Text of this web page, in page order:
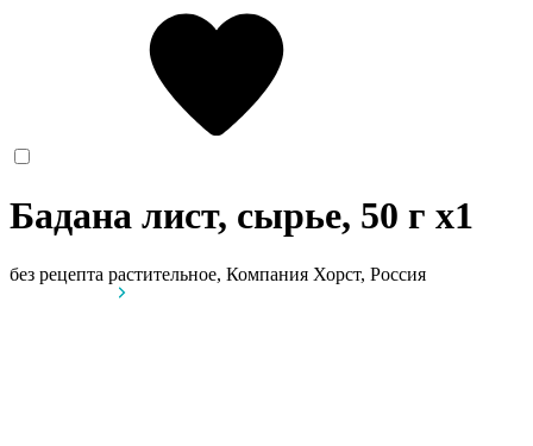
Бадана лист, сырье, 50 г x1
без рецепта растительное, Компания Хорст, Россия